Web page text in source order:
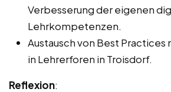
Verbesserung der eigenen
Lehrkompetenzen.
Austausch von Best Practices
in Lehrerforen in Troisdorf.
Reflexion: